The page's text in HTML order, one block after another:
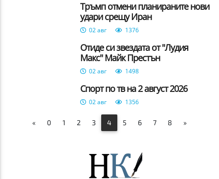
Тръмп отмени планираните нови
удари срещу Иран
02 авг 1376
Отиде си звездата от "Лудия
Макс" Майк Престън
02 авг 1498
Спорт по тв на 2 август 2026
02 авг 1356
« 0 1 2 3 4 5 6 7 8 »